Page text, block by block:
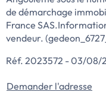
de démarchage
France
vendeur.
Réf. 2023572 - 03/08/
Demander l'adresse